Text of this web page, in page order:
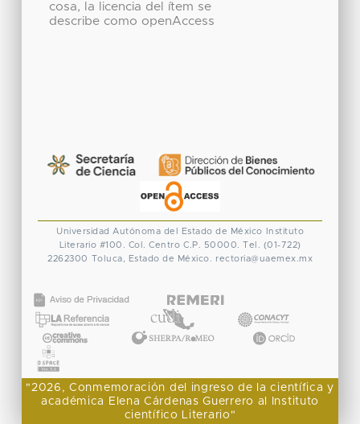
cosa, la licencia del ítem se
describe como openAccess
Universidad Autónoma del Estado de México
Instituto
Literario #100. Col. Centro C.P. 50000. Tel. (01-722)
2262300 Toluca, Estado de México. rectoria@uaemex.mx
"2026, Conmemoración del ingreso de la científica y
académica Elena Cárdenas Guerrero al Instituto
científico Literario"